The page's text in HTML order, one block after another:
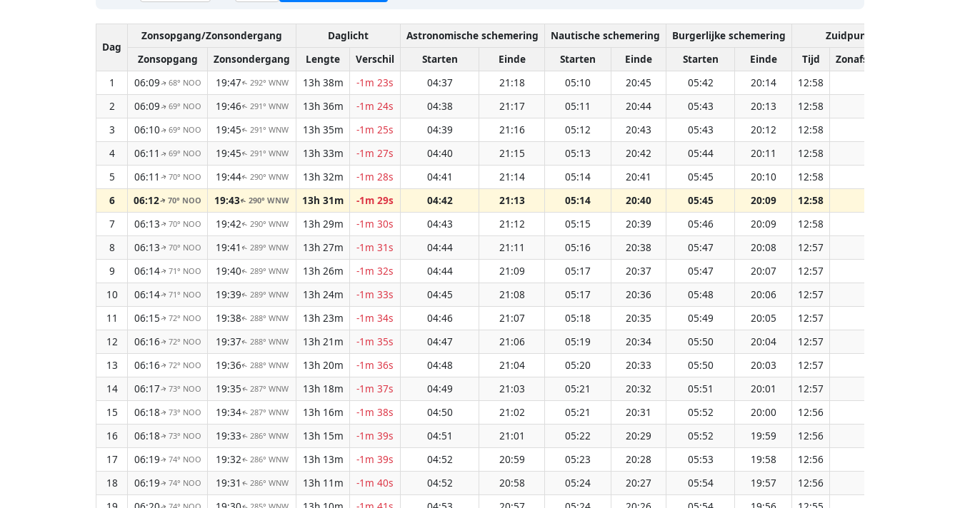
Dag
Zonsopgang/Zonsondergang Daglicht Astronomische schemering Nautische schemering Burgerlijke schemering
Zuidpunt van de zon
Zonsopgang
Zonsondergang Lengte Verschil Starten Einde Starten Einde Starten Einde Tijd
Zonafstand (Miljoen km)
1
06:09↑ 68° NOO 19:47↑ 292° WNW 13h 38m -1m 23s 04:37 21:18 05:10 20:45 05:42 20:14 12:58
2
06:09↑ 69° NOO 19:46↑ 291° WNW 13h 36m -1m 24s 04:38 21:17 05:11 20:44 05:43 20:13 12:58
3
06:10↑ 69° NOO 19:45↑ 291° WNW 13h 35m -1m 25s 04:39 21:16 05:12 20:43 05:43 20:12 12:58
4
06:11 ↑ 69° NOO 19:45↑ 291° WNW 13h 33m -1m 27s 04:40 21:15 05:13 20:42 05:44 20:11 12:58
5
06:11 ↑ 70° NOO 19:44↑ 290° WNW 13h 32m -1m 28s 04:41 21:14 05:14 20:41 05:45 20:10 12:58
6
06:12↑70° NOO 19:43↑290° WNW 13h 31m -1m 29s 04:42 21:13 05:14 20:40 05:45 20:09 12:58
7
06:13↑ 70° NOO 19:42↑ 290° WNW 13h 29m -1m 30s 04:43 21:12 05:15 20:39 05:46 20:09 12:58
8
06:13↑ 70° NOO 19:41 ↑ 289° WNW 13h 27m -1m 31s 04:44 21:11 05:16 20:38 05:47 20:08 12:57
9
06:14↑ 71° NOO 19:40↑ 289° WNW 13h 26m -1m 32s 04:44 21:09 05:17 20:37 05:47 20:07 12:57
10
06:14↑ 71° NOO 19:39↑ 289° WNW 13h 24m -1m 33s 04:45 21:08 05:17 20:36 05:48 20:06 12:57
11
06:15↑ 72° NOO 19:38↑ 288° WNW 13h 23m -1m 34s 04:46 21:07 05:18 20:35 05:49 20:05 12:57
12
06:16↑ 72° NOO 19:37↑ 288° WNW 13h 21m -1m 35s 04:47 21:06 05:19 20:34 05:50 20:04 12:57
13
06:16↑ 72° NOO 19:36↑ 288° WNW 13h 20m -1m 36s 04:48 21:04 05:20 20:33 05:50 20:03 12:57
14
06:17↑ 73° NOO 19:35↑ 287° WNW 13h 18m -1m 37s 04:49 21:03 05:21 20:32 05:51 20:01 12:57
15
06:18↑ 73° NOO 19:34↑ 287° WNW 13h 16m -1m 38s 04:50 21:02 05:21 20:31 05:52 20:00 12:56
16
06:18↑ 73° NOO 19:33↑ 286° WNW 13h 15m -1m 39s 04:51 21:01 05:22 20:29 05:52 19:59 12:56
17
06:19↑ 74° NOO 19:32↑ 286° WNW 13h 13m -1m 39s 04:52 20:59 05:23 20:28 05:53 19:58 12:56
18
06:19↑ 74° NOO 19:31 ↑ 286° WNW 13h 11m -1m 40s 04:52 20:58 05:24 20:27 05:54 19:57 12:56